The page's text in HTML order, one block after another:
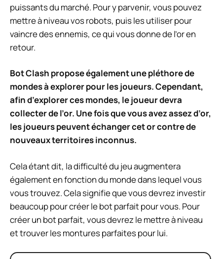
puissants du marché. Pour y parvenir, vous pouvez
mettre à niveau vos robots, puis les utiliser pour
vaincre des ennemis, ce qui vous donne de l’or en
retour.
Bot Clash propose également une pléthore de
mondes à explorer pour les joueurs. Cependant,
afin d’explorer ces mondes, le joueur devra
collecter de l’or. Une fois que vous avez assez d’or,
les joueurs peuvent échanger cet or contre de
nouveaux territoires inconnus.
Cela étant dit, la difficulté du jeu augmentera
également en fonction du monde dans lequel vous
vous trouvez. Cela signifie que vous devrez investir
beaucoup pour créer le bot parfait pour vous. Pour
créer un bot parfait, vous devrez le mettre à niveau
et trouver les montures parfaites pour lui.